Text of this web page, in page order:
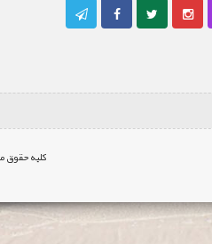
کلیه حقوق